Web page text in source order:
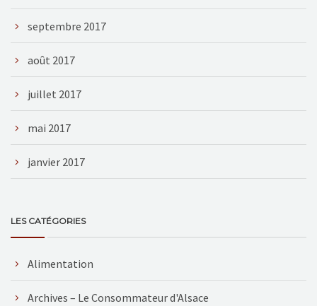
septembre 2017
août 2017
juillet 2017
mai 2017
janvier 2017
LES CATÉGORIES
Alimentation
Archives – Le Consommateur d'Alsace